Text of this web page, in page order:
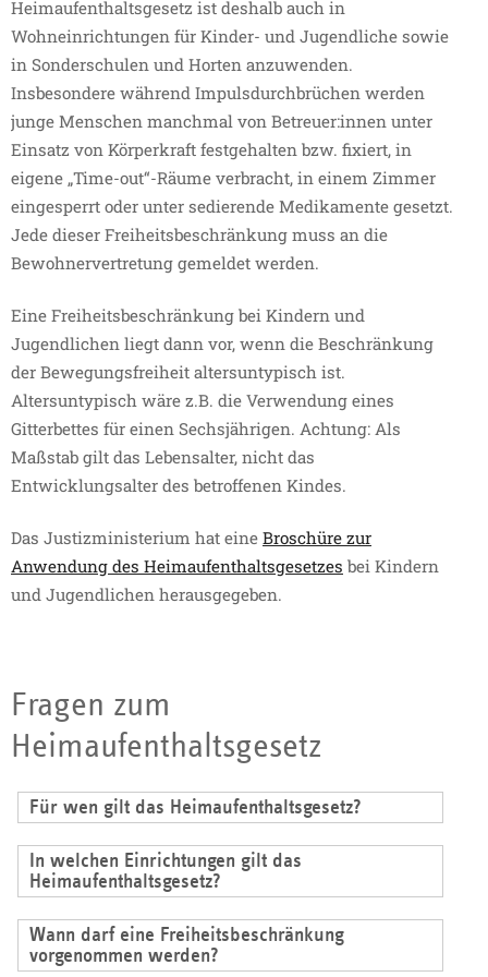
Heimaufenthaltsgesetz ist deshalb auch in
Wohneinrichtungen für Kinder- und Jugendliche sowie
in Sonderschulen und Horten anzuwenden.
Insbesondere während Impulsdurchbrüchen werden
junge Menschen manchmal von Betreuer:innen unter
Einsatz von Körperkraft festgehalten bzw. fixiert, in
eigene „Time-out“-Räume verbracht, in einem Zimmer
eingesperrt oder unter sedierende Medikamente gesetzt.
Jede dieser Freiheitsbeschränkung muss an die
Bewohnervertretung gemeldet werden.
Eine Freiheitsbeschränkung bei Kindern und
Jugendlichen liegt dann vor, wenn die Beschränkung
der Bewegungsfreiheit altersuntypisch ist.
Altersuntypisch wäre z.B. die Verwendung eines
Gitterbettes für einen Sechsjährigen. Achtung: Als
Maßstab gilt das Lebensalter, nicht das
Entwicklungsalter des betroffenen Kindes.
Das Justizministerium hat eine Broschüre zur
Anwendung des Heimaufenthaltsgesetzes bei Kindern
und Jugendlichen herausgegeben.
Fragen zum
Heimaufenthaltsgesetz
Für wen gilt das Heimaufenthaltsgesetz?
Das Heimaufenthaltsgesetz gilt für Menschen mit
intellektueller Beeinträchtigung oder psychischer
Erkrankung, die in Einrichtungen leben oder dort
betreut werden.
In welchen Einrichtungen gilt das
Heimaufenthaltsgesetz?
Das Heimaufenthaltsgesetz gilt in Alten- und
Pflegeheimen, Einrichtungen der Behindertenhilfe,
Wann darf eine Freiheitsbeschränkung
vorgenommen werden?